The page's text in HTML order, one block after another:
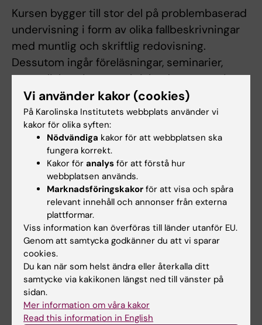
Kursen bygger till stor del på problembaserad
undervisning i form av olika fallbeskrivningar
med muntlig och skriftlig redovisning.
Dessutom ingår föreläsningar, seminarier,
gruppdiskussioner, praktiska demonstrationer
och studiebesök.
Examination
Mekanismer och effekter i olika organsystem
(7 hp). Examinationen består av skritlig och
muntlig redovisning. Betygsätts U/G.
Integrering av system- och vävnadstoxikologi
(7.5 hp). Examinationen består av skriflig
tentamen. Betygsätts U/G/VG.
Betyg på hel kurs baseras på betyget på
momentet Integrering av system- och
vävnadtoxikologi.
Vi använder kakor (cookies)
På Karolinska Institutets webbplats använder vi
kakor för olika syften:
Nödvändiga kakor för att webbplatsen ska
fungera korrekt.
Kakor för analys för att förstå hur
webbplatsen används.
Marknadsföringskakor för att visa och spåra
relevant innehåll och annonser från externa
plattformar.
Viss information kan överföras till länder utanför EU.
Genom att samtycka godkänner du att vi sparar
cookies.
Du kan när som helst ändra eller återkalla ditt
samtycke via kakikonen längst ned till vänster på
sidan.
Mer information om våra kakor
Read this information in English